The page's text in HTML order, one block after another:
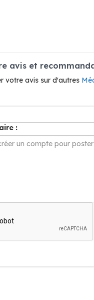
avis et
votre avis sur d'autres
: